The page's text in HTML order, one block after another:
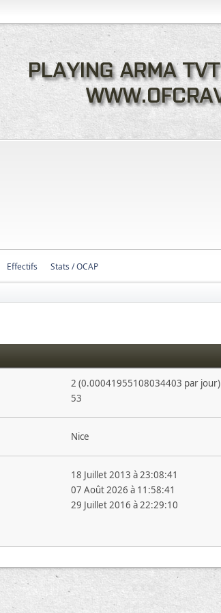
Effectifs Stats / OCAP
2 (0.00041955108034403 par jour)
53
Nice
18 Juillet 2013 à 23:08:41
07 Août 2026 à 11:58:41
29 Juillet 2016 à 22:29:10